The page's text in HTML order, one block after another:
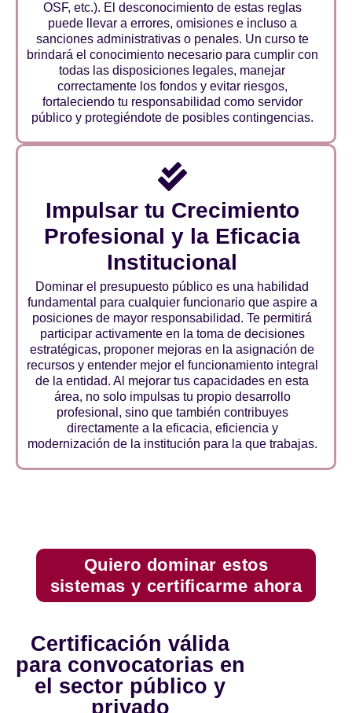
OSF, etc.). El desconocimiento de estas reglas
puede llevar a errores, omisiones e incluso a
sanciones administrativas o penales. Un curso te
brindará el conocimiento necesario para cumplir con
todas las disposiciones legales, manejar
correctamente los fondos y evitar riesgos,
fortaleciendo tu responsabilidad como servidor
público y protegiéndote de posibles contingencias.
Impulsar tu Crecimiento
Profesional y la Eficacia
Institucional
Dominar el presupuesto público es una habilidad
fundamental para cualquier funcionario que aspire a
posiciones de mayor responsabilidad. Te permitirá
participar activamente en la toma de decisiones
estratégicas, proponer mejoras en la asignación de
recursos y entender mejor el funcionamiento integral
de la entidad. Al mejorar tus capacidades en esta
área, no solo impulsas tu propio desarrollo
profesional, sino que también contribuyes
directamente a la eficacia, eficiencia y
modernización de la institución para la que trabajas.
Quiero dominar estos
sistemas y certificarme ahora
Certificación válida
para convocatorias en
el sector público y
privado